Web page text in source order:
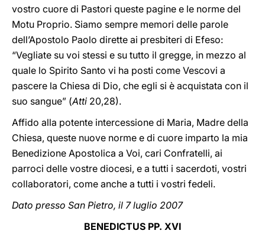
vostro cuore di Pastori queste pagine e le norme del
Motu Proprio. Siamo sempre memori delle parole
dell’Apostolo Paolo dirette ai presbiteri di Efeso:
“Vegliate su voi stessi e su tutto il gregge, in mezzo al
quale lo Spirito Santo vi ha posti come Vescovi a
pascere la Chiesa di Dio, che egli si è acquistata con il
suo sangue” (Atti 20,28).
Affido alla potente intercessione di Maria, Madre della
Chiesa, queste nuove norme e di cuore imparto la mia
Benedizione Apostolica a Voi, cari Confratelli, ai
parroci delle vostre diocesi, e a tutti i sacerdoti, vostri
collaboratori, come anche a tutti i vostri fedeli.
Dato presso San Pietro, il 7 luglio 2007
BENEDICTUS PP. XVI